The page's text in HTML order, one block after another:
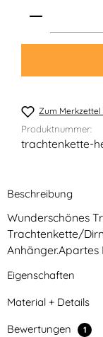
Produkt
Zum Merkzettel
Produktnummer:
trachtenkette-
Beschreibung
Wunderschönes
Trachtenkette/
Anhänger.Apartes
Eigenschaften
Material + Details
Bewertungen
1